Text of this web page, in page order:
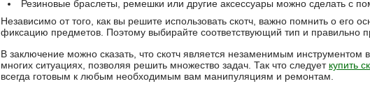
Резиновые браслеты, ремешки или другие аксессуары можно сделать с
Независимо от того, как вы решите использовать скотч, важно помнить о его
фиксацию предметов. Поэтому выбирайте соответствующий тип и правильно
В заключение можно сказать, что скотч является незаменимым
многих ситуациях, позволяя решить множество задач. Так что следует купить
всегда готовым к любым необходимым вам манипуляциям и ремонтам.